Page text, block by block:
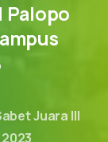
Palopo
Juara III